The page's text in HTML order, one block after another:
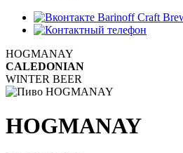
HOGMANAY
CALEDONIAN
WINTER BEER
HOGMANAY